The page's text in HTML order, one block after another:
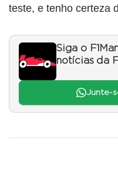
teste, e tenho certeza
Siga o
notícias da
Junte-